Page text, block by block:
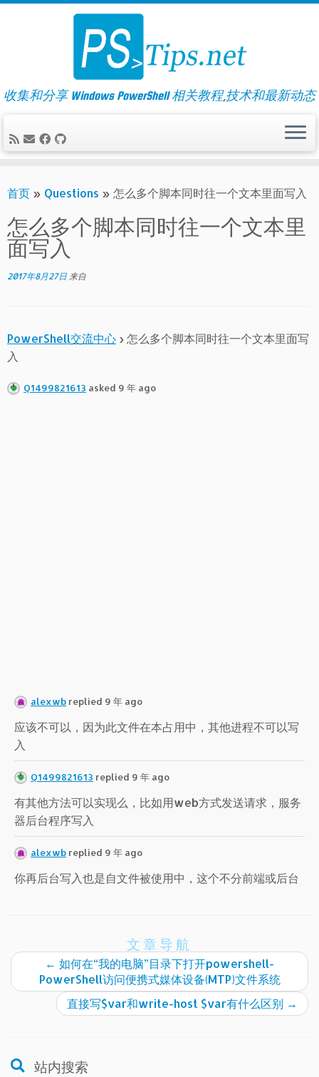
Skip
收集和分享 Windows PowerShell 相关教程,技术和最新动态
首页 » Questions » 怎么多个脚本同时往一个文本里面写入
怎么多个脚本同时往一个文本里
面写入
2017年8月27日 来自
PowerShell交流中心 › 怎么多个脚本同时往一个文本里面写
入
Q1499821613 asked 9 年 ago
alexwb replied 9 年 ago
应该不可以，因为此文件在本占用中，其他进程不可以写
入
Q1499821613 replied 9 年 ago
有其他方法可以实现么，比如用web方式发送请求，服务
器后台程序写入
alexwb replied 9 年 ago
你再后台写入也是自文件被使用中，这个不分前端或后台
文章导航
← 如何在“我的电脑”目录下打开powershell-
PowerShell访问便携式媒体设备(MTP)文件系统
直接写$var和write-host $var有什么区别 →
站内搜索